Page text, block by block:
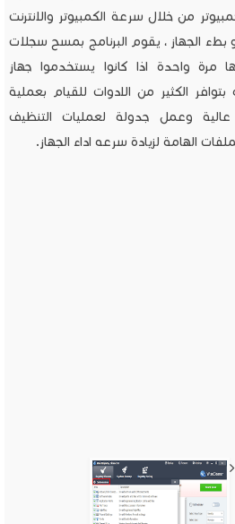
من خلال سرعة الكمبيوتر والانترنت
الجهاز ، يقوم البرنامج بمسح سجلات
مرة واحدة اذا كانوا يستخدموا جهاز
بتوافر الكثير من الادوات للقيام بعملية
وعمل جدولة لعمليات التنظيف
الهامة لزيادة سرعه اداء الجهاز.